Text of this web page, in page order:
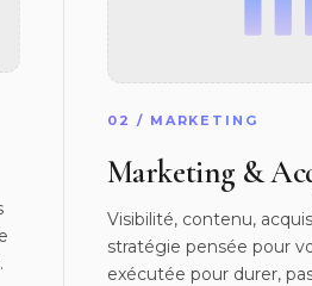
02 / MARKETING
Marketing &
Visibilité, contenu,
stratégie pensée pour
exécutée pour durer,